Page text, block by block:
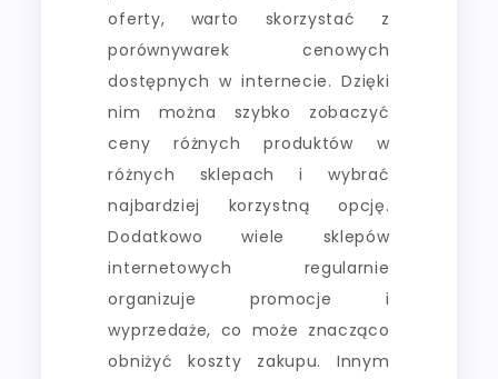
oferty, warto skorzystać z
porównywarek cenowych
dostępnych w internecie. Dzięki
nim można szybko zobaczyć
ceny różnych produktów w
różnych sklepach i wybrać
najbardziej korzystną opcję.
Dodatkowo wiele sklepów
internetowych regularnie
organizuje promocje i
wyprzedaże, co może znacząco
obniżyć koszty zakupu. Innym